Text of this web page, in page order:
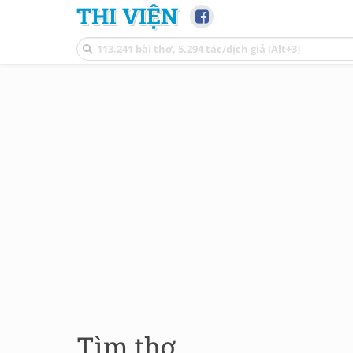
THI VIỆN
Tìm thơ